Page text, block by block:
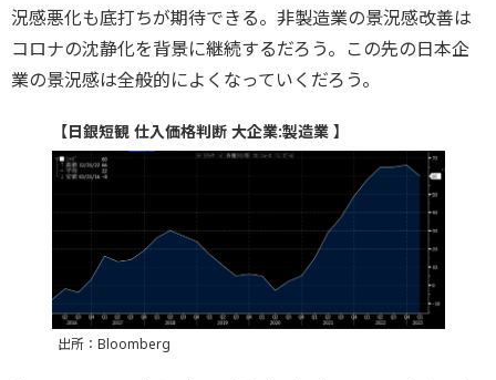
況感悪化も底打ちが期待できる。非製造業の景況感改善は
コロナの沈静化を背景に継続するだろう。この先の日本企
業の景況感は全般的によくなっていくだろう。
【日銀短観 仕入価格判断 大企業:製造業 】
出所：Bloomberg